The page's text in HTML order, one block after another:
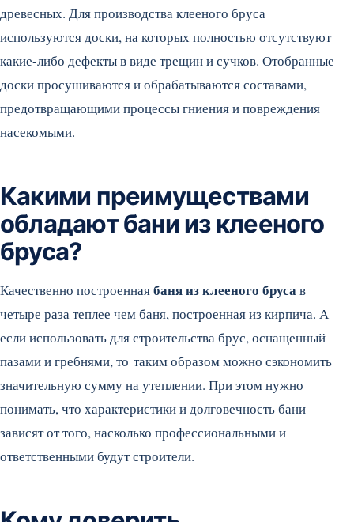
древесных. Для производства клееного бруса
используются доски, на которых полностью отсутствуют
какие-либо дефекты в виде трещин и сучков. Отобранные
доски просушиваются и обрабатываются составами,
предотвращающими процессы гниения и повреждения
насекомыми.
Какими преимуществами
обладают бани из клееного
бруса?
Качественно построеннаябаня из клееного брусав
четыре раза теплее чем баня, построенная из кирпича. А
если использовать для строительства брус, оснащенный
пазами и гребнями, то таким образом можно сэкономить
значительную сумму на утеплении. При этом нужно
понимать, что характеристики и долговечность бани
зависят от того, насколько профессиональными и
ответственными будут строители.